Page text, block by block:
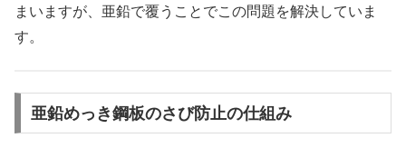
まいますが、亜鉛で覆うことでこの問題を解決していま
す。
亜鉛めっき鋼板のさび防止の仕組み